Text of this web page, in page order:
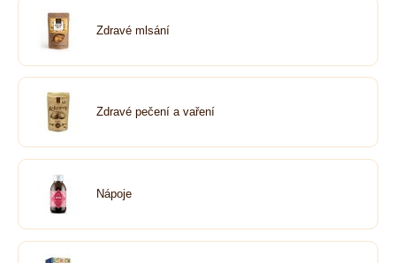
Zdravé mlsání
Zdravé pečení a vaření
Nápoje